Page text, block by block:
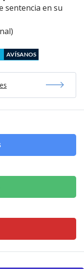
sentencia en su
AVÍSANOS